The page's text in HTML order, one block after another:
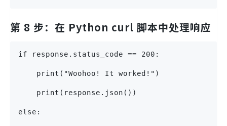
第 8 步：在 Python curl 脚本中处理响应
if response.status_code == 200:
    print("Woohoo! It worked!")
    print(response.json())
else: